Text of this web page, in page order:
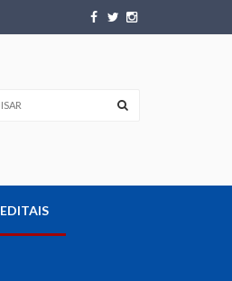
EDITAIS